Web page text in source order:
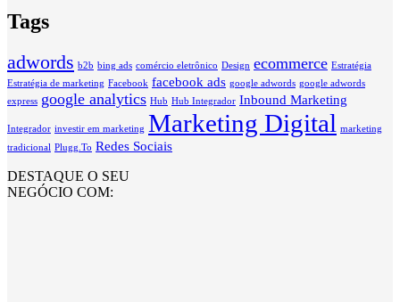
Tags
adwords b2b bing ads comércio eletrônico Design ecommerce Estratégia
Estratégia de marketing Facebook facebook ads google adwords google adwords
express google analytics Hub Hub Integrador Inbound Marketing
Integrador investir em marketing Marketing Digital marketing
tradicional Plugg.To Redes Sociais
DESTAQUE O SEU
NEGÓCIO COM: